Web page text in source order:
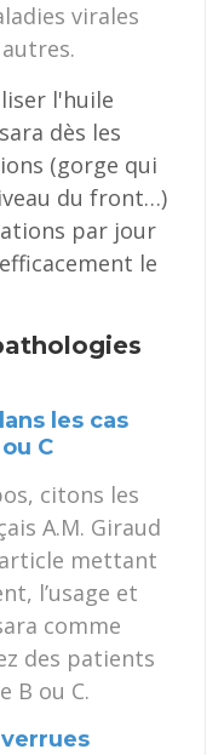
virales
l'huile
dès les
(gorge qui
du front…)
par jour
le
les cas
C
citons les
A.M. Giraud
mettant
l’usage et
comme
des patients
B ou C.